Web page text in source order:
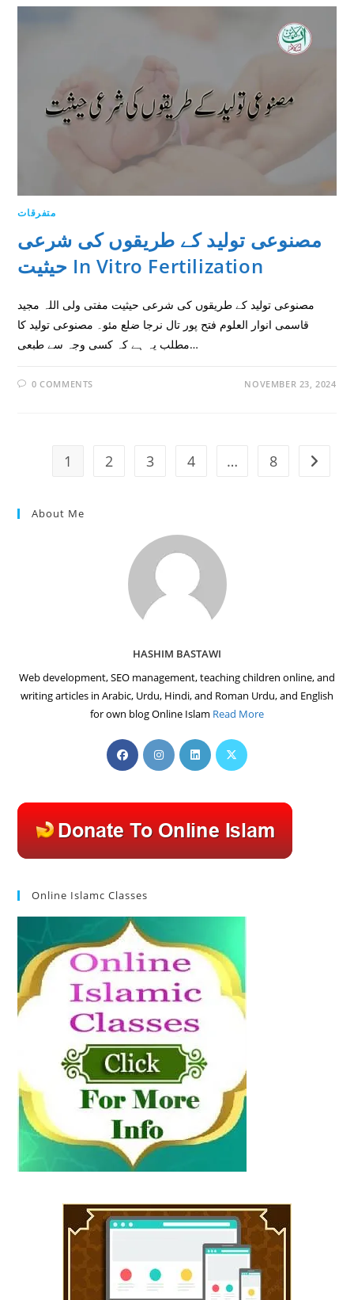
متفرقات
مصنوعی تولید كے طريقوں كى شرعى
حيثيت In Vitro Fertilization
مصنوعی تولید كے طريقوں كى شرعى حيثيت مفتی ولی اللہ مجید
قاسمی انوار العلوم فتح پور تال نرجا ضلع مئو۔ مصنوعی تولید کا
مطلب یہ ہے کہ کسی وجہ سے طبعی…
0 COMMENTS NOVEMBER 23, 2024
1 2 3 4 … 8 Go to
About Me
HASHIM BASTAWI
Web development, SEO management, teaching children online, and
writing articles in Arabic, Urdu, Hindi, and Roman Urdu, and English
for own blog Online Islam Read More
Opens
in
tab
Opens
in
tab
Opens
in
tab
Opens
tab
Online Islamc Classes